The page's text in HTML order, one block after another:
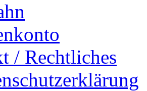
/ Rechtliches